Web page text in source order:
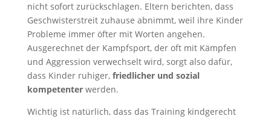
nicht sofort zurückschlagen. Eltern berichten, dass
Geschwisterstreit zuhause abnimmt, weil ihre Kinder
Probleme immer öfter mit Worten angehen.
Ausgerechnet der Kampfsport, der oft mit Kämpfen
und Aggression verwechselt wird, sorgt also dafür,
dass Kinder ruhiger, friedlicher und sozial
kompetenterwerden.
Wichtig ist natürlich, dass das Training kindgerecht